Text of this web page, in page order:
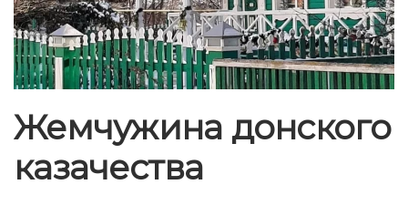
Жемчужина донского
казачества